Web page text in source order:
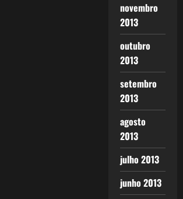
novembro
2013
outubro
2013
setembro
2013
agosto
2013
julho 2013
junho 2013